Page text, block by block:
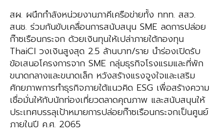
สผ. ผนึกกำลังหน่วยงานภาคีเครือข่ายทั้ง ททท. สสว.
สนช. ร่วมกันขับเคลื่อนการสนับสนุน SME ลดการปล่อย
ก๊าซเรือนกระจก ด้วยเงินทุนให้เปล่าภายใต้กองทุน
ThaiCI วงเงินสูงสุด 2.5 ล้านบาท/ราย นำร่องเปิดรับ
ข้อเสนอโครงการจาก SME กลุ่มธุรกิจโรงแรมและที่พัก
ขนาดกลางและขนาดเล็ก หวังสร้างแรงจูงใจและเสริม
ศักยภาพการทำธุรกิจภายใต้แนวคิด ESG เพื่อสร้างความ
เชื่อมั่นให้กับนักท่องเที่ยวตลาดคุณภาพ และสนับสนุนให้
ประเทศบรรลุเป้าหมายการปล่อยก๊าซเรือนกระจกเป็นศูนย์
ภายในปี ค.ศ. 2065